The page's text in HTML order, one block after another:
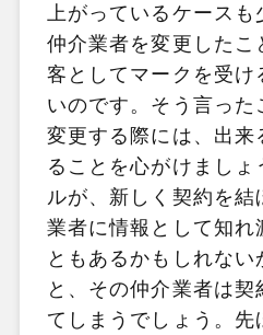
上がっているケースも
仲介業者を変更したこ
客としてマークを受け
いのです。そう言った
変更する際には、出来
ることを心がけまし
ルが、新しく契約を
業者に情報として知れ
ともあるかもしれな
と、その仲介業者は契
てしまうでしょう。先